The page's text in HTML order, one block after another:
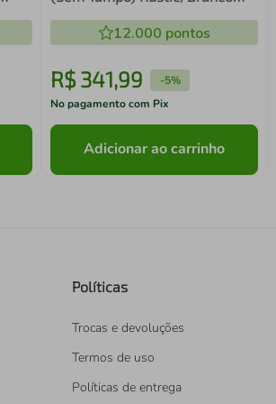
12.000 pontos
R$ 341,99 -5%
No pagamento com Pix
Adicionar ao carrinho
Políticas
Trocas e devoluções
Termos de uso
Políticas de entrega